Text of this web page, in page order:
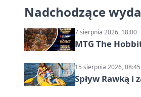
Nadchodzące
7 sierpnia 2026, 18:00
MTG The
15 sierpnia 2026, 08:45
Spływ Rawką i